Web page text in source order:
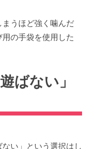
うほど強く噛んだ
の手袋を使用した
ばない」
い」という選択はし